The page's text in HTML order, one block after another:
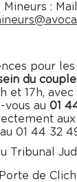
Mineurs :
pour les
du couple
et 17h,
au 01
aux
01 44 32
Tribunal
de